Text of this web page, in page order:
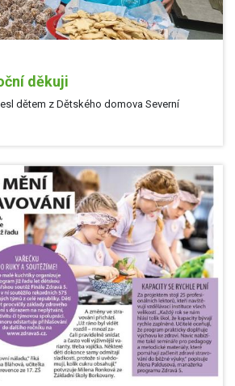
děkuji
dětem z Dětského domova Severní